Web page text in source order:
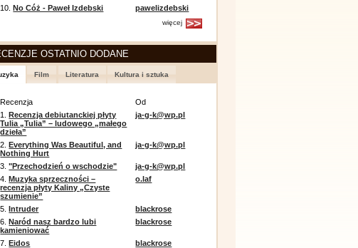
10.No Cóż - Paweł Izdebski pawelizdebski
więcej
OSTATNIO DODANE
Film Literatura Kultura i sztuka
Recenzja
Od
1.Recenzja debiutanckiej płyty
Tulia „Tulia” – ludowego „małego
dzieła”
ja-g-k@wp.pl
2.Everything Was Beautiful, and
Nothing Hurt
ja-g-k@wp.pl
3."Przechodzień o wschodzie"
ja-g-k@wp.pl
4.Muzyka sprzeczności –
recenzja płyty Kaliny „Czyste
szumienie”
o.laf
5.Intruder
blackrose
6.Naród nasz bardzo lubi
kamieniować
blackrose
7.Eidos
blackrose